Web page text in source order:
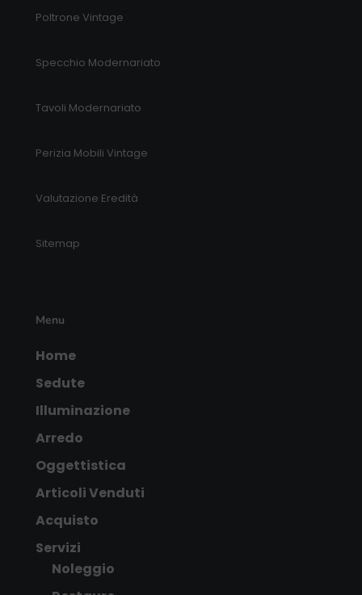
Poltrone Vintage
Specchio Modernariato
Tavoli Modernariato
Perizia Mobili Vintage
Valutazione Eredità
Sitemap
Menu
Home
Sedute
Illuminazione
Arredo
Oggettistica
Articoli Venduti
Acquisto
Servizi
Noleggio